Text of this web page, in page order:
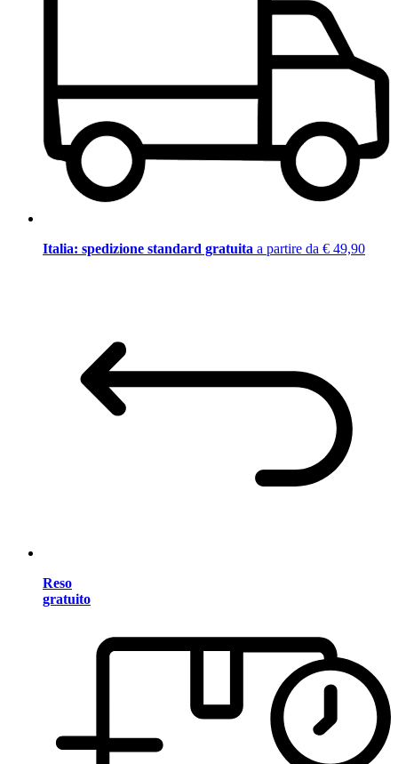
Italia: spedizione standard gratuita a partire da € 49,90
Reso
gratuito